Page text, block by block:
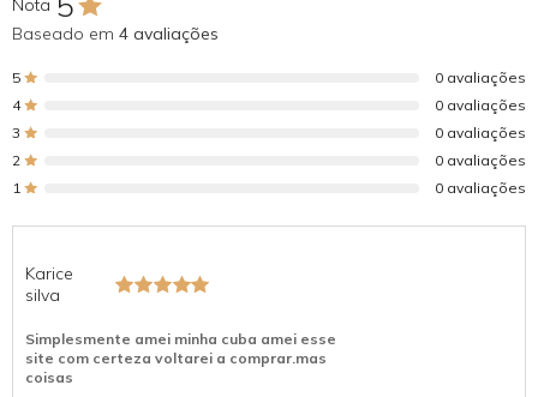
Nota
Baseado em4 avaliações
5
0 avaliações
4
0 avaliações
3
0 avaliações
2
0 avaliações
1
0 avaliações
Karice
silva
Simplesmente amei minha cuba amei esse
site com certeza voltarei a comprar.mas
coisas